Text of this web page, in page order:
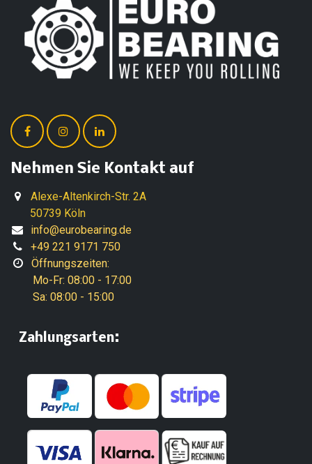
Nehmen Sie Kontakt auf
Alexe-Altenkirch-Str. 2A
50739 Köln
info@eurobearing.de
+49 221 9171 750
Öffnungszeiten:
Mo-Fr: 08:00 - 17:00
Sa: 08:00 - 15:00
​Zahlungsarten: